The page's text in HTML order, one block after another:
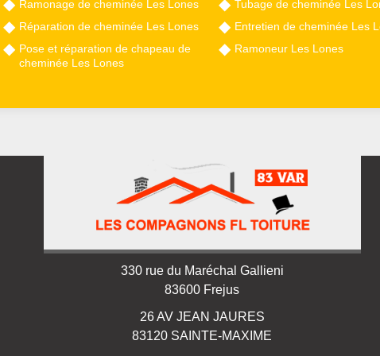
Ramonage de cheminée Les Lones
Réparation de cheminée Les Lones
Pose et réparation de chapeau de
cheminée Les Lones
Tubage de cheminée Les
Entretien de cheminée Les
Ramoneur Les Lones
330 rue du Maréchal Gallieni
83600 Frejus
26 AV JEAN JAURES
83120 SAINTE-MAXIME